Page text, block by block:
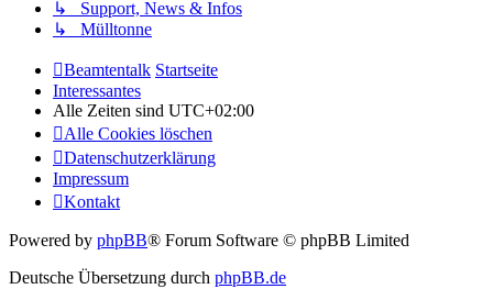
↳ Support, News & Infos
↳ Mülltonne
Beamtentalk Startseite
Interessantes
Alle Zeiten sind UTC+02:00
Alle Cookies löschen
Datenschutzerklärung
Impressum
Kontakt
Powered by phpBB® Forum Software © phpBB Limited
Deutsche Übersetzung durch phpBB.de